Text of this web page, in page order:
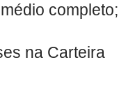
completo;
na Carteira